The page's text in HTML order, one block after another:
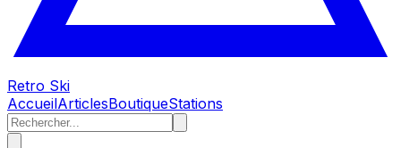
Retro Ski
AccueilArticlesBoutiqueStations